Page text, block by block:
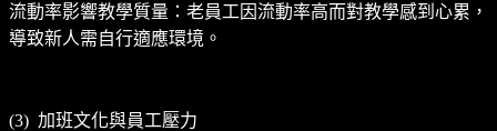
流動率影響教學質量：老員工因流動率高而對教學感到心累，
導致新人需自行適應環境。
(3) 加班文化與員工壓力